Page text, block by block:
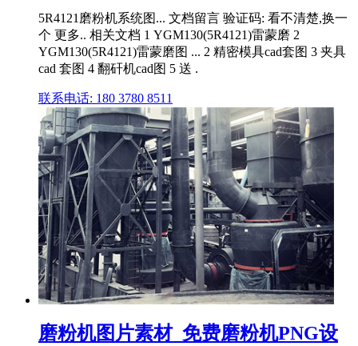
5R4121磨粉机系统图... 文档留言 验证码: 看不清楚,换一
个 更多.. 相关文档 1 YGM130(5R4121)雷蒙磨 2
YGM130(5R4121)雷蒙磨图 ... 2 精密模具cad套图 3 夹具
cad 套图 4 翻矸机cad图 5 送 .
联系电话: 180 3780 8511
磨粉机图片素材_免费磨粉机PNG设